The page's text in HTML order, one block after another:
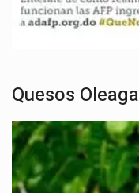
Quesos Oleaga